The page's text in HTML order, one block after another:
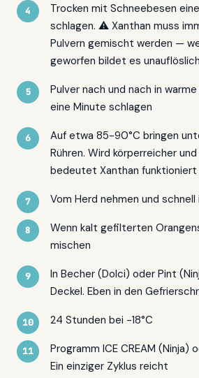
Trocken mit Schneebesen
schlagen. ⚠ Xanthan muss
Pulvern gemischt werden —
geworfen bildet es
Pulver nach und nach in
eine Minute schlagen
Auf etwa 85-90°C bringen
Rühren. Wird körperreicher
bedeutet Xanthan funktioniert
Vom Herd nehmen und schnell
Wenn kalt gefilterten
mischen
In Becher (Dolci) oder Pint
Deckel. Eben in den
24 Stunden bei -18°C
Programm ICE CREAM (Ninja)
Ein einziger Zyklus reicht